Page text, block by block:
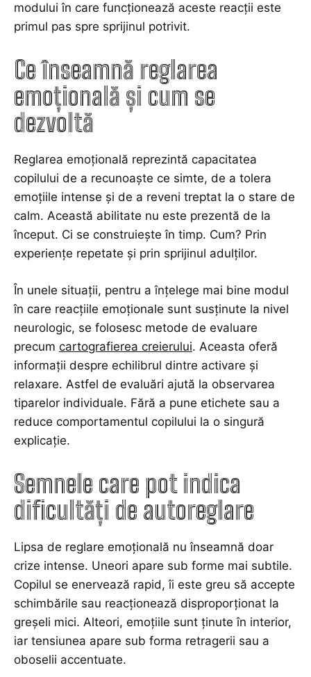
modului în care funcționează aceste reacții este
primul pas spre sprijinul potrivit.
Ce înseamnă reglarea
emoțională și cum se
dezvoltă
Reglarea emoțională reprezintă capacitatea
copilului de a recunoaște ce simte, de a tolera
emoțiile intense și de a reveni treptat la o stare de
calm. Această abilitate nu este prezentă de la
început. Ci se construiește în timp. Cum? Prin
experiențe repetate și prin sprijinul adulților.
În unele situații, pentru a înțelege mai bine modul
în care reacțiile emoționale sunt susținute la nivel
neurologic, se folosesc metode de evaluare
precum cartografierea creierului. Aceasta oferă
informații despre echilibrul dintre activare și
relaxare. Astfel de evaluări ajută la observarea
tiparelor individuale. Fără a pune etichete sau a
reduce comportamentul copilului la o singură
explicație.
Semnele care pot indica
dificultăți de autoreglare
Lipsa de reglare emoțională nu înseamnă doar
crize intense. Uneori apare sub forme mai subtile.
Copilul se enervează rapid, îi este greu să accepte
schimbările sau reacționează disproporționat la
greșeli mici. Alteori, emoțiile sunt ținute în interior,
iar tensiunea apare sub forma retragerii sau a
oboselii accentuate.